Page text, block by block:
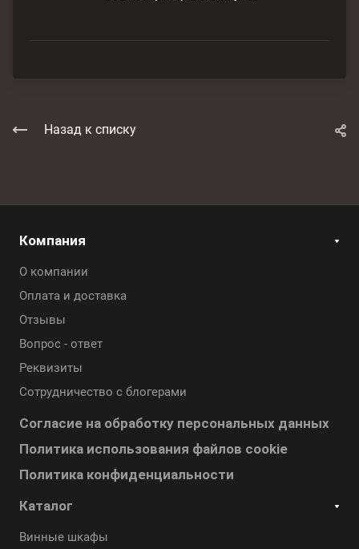
Назад к списку
Компания
О компании
Оплата и доставка
Отзывы
Вопрос - ответ
Реквизиты
Сотрудничество с блогерами
Согласие на обработку персональных данных
Политика использования файлов cookie
Политика конфиденциальности
Каталог
Винные шкафы